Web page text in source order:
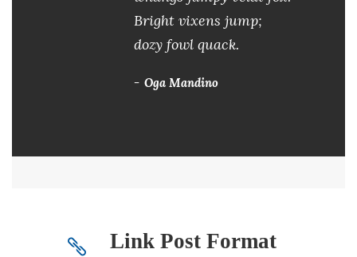
Bright vixens jump;
dozy fowl quack.
Oga Mandino
Link Post Format